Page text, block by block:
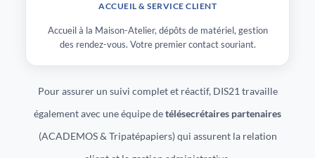
ACCUEIL & SERVICE CLIENT
Accueil à la Maison-Atelier, dépôts de matériel, gestion
des rendez-vous. Votre premier contact souriant.
Pour assurer un suivi complet et réactif, DIS21 travaille
également avec une équipe detélésecrétaires partenaires
(ACADEMOS & Tripatépapiers) qui assurent la relation